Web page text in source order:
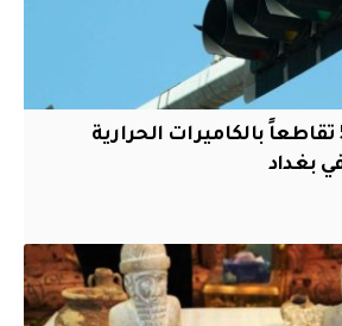
المرور: تجهيز 50 تقاطعاً بالكاميرات الحرارية